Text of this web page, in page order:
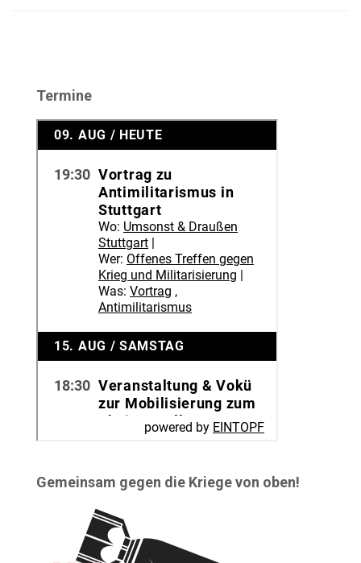
Termine
Gemeinsam gegen die Kriege von oben!